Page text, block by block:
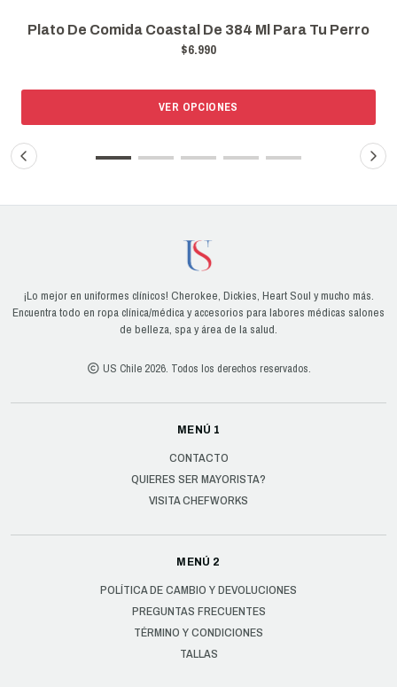
Tu Perro
Plato Acero Inoxidable Coastal De 1596
¡Lo mejor en uniformes clínicos! Cherokee, Dickies, Heart Soul y mucho más.
Encuentra todo en ropa clínica/médica y accesorios para labores médicas salones
de belleza, spa y área de la salud.
US Chile 2026. Todos los derechos reservados.
MENÚ 1
CONTACTO
QUIERES SER MAYORISTA?
VISITA CHEFWORKS
MENÚ 2
POLÍTICA DE CAMBIO Y DEVOLUCIONES
PREGUNTAS FRECUENTES
TÉRMINO Y CONDICIONES
TALLAS